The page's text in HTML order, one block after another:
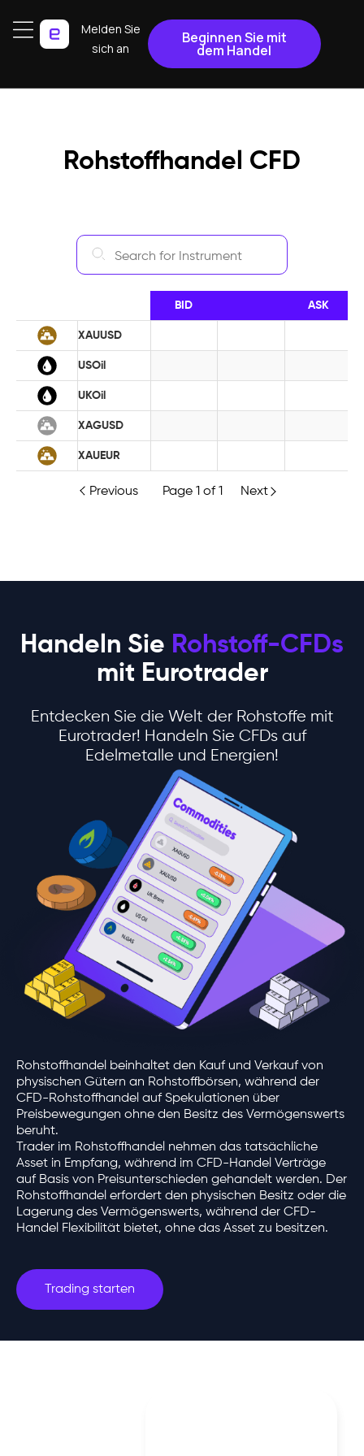
Melden Sie
sich an
Beginnen Sie mit
dem Handel
Rohstoffhandel CFD
BID ASK
XAUUSD
USOil
UKOil
XAGUSD
XAUEUR
Previous Page 1 of1 Next
Handeln Sie Rohstoff-CFDs
mit Eurotrader
Entdecken Sie die Welt der Rohstoffe mit
Eurotrader! Handeln Sie CFDs auf
Edelmetalle und Energien!
Rohstoffhandel beinhaltet den Kauf und Verkauf von
physischen Gütern an Rohstoffbörsen, während der
CFD-Rohstoffhandel auf Spekulationen über
Preisbewegungen ohne den Besitz des Vermögenswerts
beruht.
Trader im Rohstoffhandel nehmen das tatsächliche
Asset in Empfang, während im CFD-Handel Verträge
auf Basis von Preisunterschieden gehandelt werden. Der
Rohstoffhandel erfordert den physischen Besitz oder die
Lagerung des Vermögenswerts, während der CFD-
Handel Flexibilität bietet, ohne das Asset zu besitzen.
Trading starten